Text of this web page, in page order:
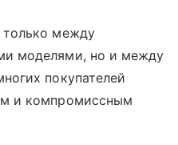
только между
моделями, но и между
покупателей
и компромиссным